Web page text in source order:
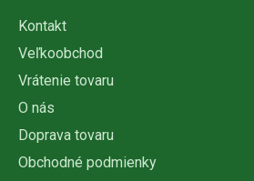
Kontakt
Veľkoobchod
Vrátenie tovaru
O nás
Doprava tovaru
Obchodné podmienky